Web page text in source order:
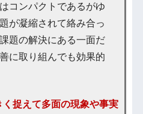
コンパクトであるがゆ
が凝縮されて絡み合っ
題の解決にある一面だ
に取り組んでも効果的
捉えて多面の現象や事実